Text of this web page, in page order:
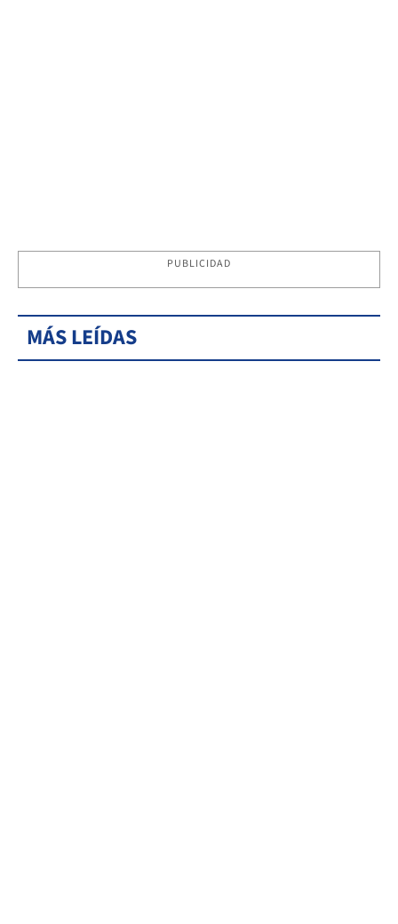
PUBLICIDAD
MÁS LEÍDAS